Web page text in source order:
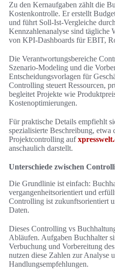
Zu den Kernaufgaben zählt die
Kostenkontrolle. Er erstellt
und führt Soll-Ist-Vergleiche
Kennzahlenanalyse sind tägliche
von KPI-Dashboards für EBIT,
Die Verantwortungsbereiche
Szenario-Modeling und die
Entscheidungsvorlagen für
Controlling steuert Ressourcen,
begleitet Projekte wie
Kostenoptimierungen.
Für praktische Details empfiehlt
spezialisierte Beschreibung,
Projektcontrolling auf
anschaulich darstellt.
Unterschiede zwischen
Die Grundlinie ist einfach:
vergangenheitsorientiert und
Controlling ist zukunftsorientiert
Daten.
Dieses Controlling vs
Abläufen. Aufgaben Buchhalter
Verbuchung und Vorbereitung
nutzen diese Zahlen zur Analyse
Handlungsempfehlungen.